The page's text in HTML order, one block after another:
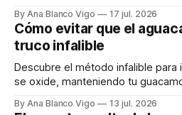
By Ana Blanco Vigo 17 jul. 2026
Cómo evitar que el
truco infalible
Descubre el método infalible para
se oxide, manteniendo tu
By Ana Blanco Vigo 13 jul. 2026